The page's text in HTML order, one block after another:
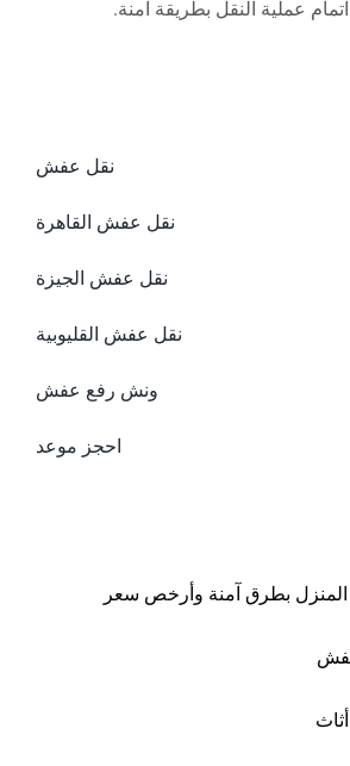
عملية النقل بطريقة آمنة.
نقل عفش
نقل عفش القاهرة
نقل عفش الجيزة
نقل عفش القليوبية
ونش رفع عفش
احجز موعد
بطرق آمنة وأرخص سعر